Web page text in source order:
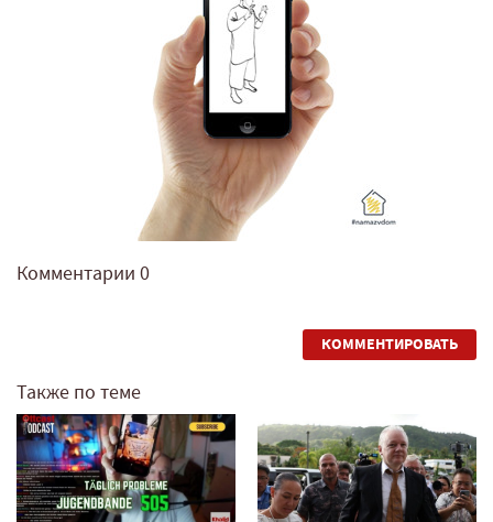
Комментарии 0
КОММЕНТИРОВАТЬ
Также по теме